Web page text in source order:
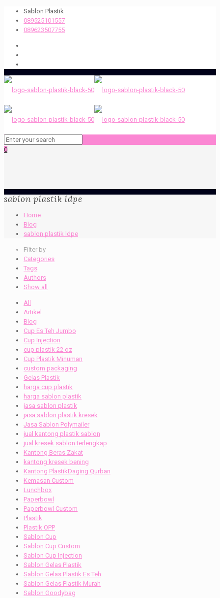
Sablon Plastik
089525101557
089623507755
0
sablon plastik ldpe
Home
Blog
sablon plastik ldpe
Filter by
Categories
Tags
Authors
Show all
All
Artikel
Blog
Cup Es Teh Jumbo
Cup Injection
cup plastik 22 oz
Cup Plastik Minuman
custom packaging
Gelas Plastik
harga cup plastik
harga sablon plastik
jasa sablon plastik
jasa sablon plastik kresek
Jasa Sablon Polymailer
jual kantong plastik sablon
jual kresek sablon terlengkap
Kantong Beras Zakat
kantong kresek bening
Kantong PlastikDaging Qurban
Kemasan Custom
Lunchbox
Paperbowl
Paperbowl Custom
Plastik
Plastik OPP
Sablon Cup
Sablon Cup Custom
Sablon Cup Injection
Sablon Gelas Plastik
Sablon Gelas Plastik Es Teh
Sablon Gelas Plastik Murah
Sablon Goodybag